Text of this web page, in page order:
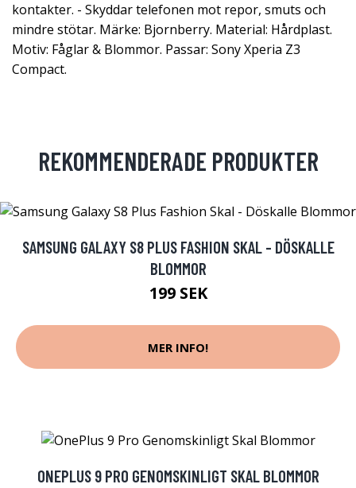
kontakter. - Skyddar telefonen mot repor, smuts och
mindre stötar. Märke: Bjornberry. Material: Hårdplast.
Motiv: Fåglar & Blommor. Passar: Sony Xperia Z3
Compact.
REKOMMENDERADE PRODUKTER
SAMSUNG GALAXY S8 PLUS FASHION SKAL - DÖSKALLE
BLOMMOR
199 SEK
MER INFO!
ONEPLUS 9 PRO GENOMSKINLIGT SKAL BLOMMOR